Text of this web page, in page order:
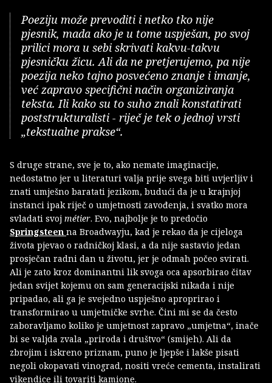
Poeziju može prevoditi i netko tko nije
pjesnik, mada ako je u tome uspješan, po svoj
prilici mora u sebi skrivati kakvu-takvu
pjesničku žicu. Ali da ne pretjerujemo, pa nije
poezija neko tajno posvećeno znanje i imanje,
već zapravo specifični način organiziranja
teksta. Ili kako su to suho znali konstatirati
poststrukturalisti - riječ je tek o jednoj vrsti
„tekstualne prakse“.
S druge strane, sve je to, ako nemate imaginacije,
nedostatno jer u literaturi valja prije svega biti uvjerljiv i
znati umješno baratati jezikom, budući da je u krajnjoj
instanci ipak riječ o umjetnosti zavođenja, i svatko mora
svladati svoj métier. Evo, najbolje je to predočio
Springsteen na Broadwayju, kad je rekao da je cijeloga
života pjevao o radničkoj klasi, a da nije sastavio jedan
prosječan radni dan u životu, jer je odmah počeo svirati.
Ali je zato kroz dominantni lik svoga oca apsorbirao čitav
jedan svijet kojemu on sam generacijski nikada i nije
pripadao, ali ga je svejedno uspješno aproprirao i
transformirao u umjetničke svrhe. Čini mi se da često
zaboravljamo koliko je umjetnost zapravo „umjetna“, inače
bi se valjda zvala „priroda i društvo“ (smijeh). Ali da
zbrojim i iskreno priznam, puno je ljepše i lakše pisati
negoli okopavati vinograd, nositi vreće cementa, instalirati
vikendice ili tovariti kamione.